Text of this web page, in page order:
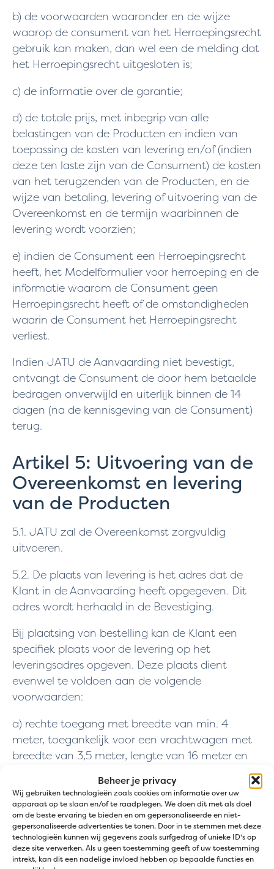
Beheer je privacy
Wij gebruiken technologieën zoals cookies om informatie over uw
apparaat op te slaan en/of te raadplegen. We doen dit met als doel
om de beste ervaring te bieden en om gepersonaliseerde en niet-
gepersonaliseerde advertenties te tonen. Door in te stemmen met deze
technologieën kunnen wij gegevens zoals surfgedrag of unieke ID's op
deze site verwerken. Als u geen toestemming geeft of uw toestemming
intrekt, kan dit een nadelige invloed hebben op bepaalde functies en
b) de voorwaarden waaronder en de wijze
waarop de consument van het Herroepingsrecht
gebruik kan maken, dan wel een de melding dat
het Herroepingsrecht uitgesloten is;
c) de informatie over de garantie;
d) de totale prijs, met inbegrip van alle
belastingen van de Producten en indien van
toepassing de kosten van levering en/of (indien
deze ten laste zijn van de Consument) de kosten
van het terugzenden van de Producten, en de
wijze van betaling, levering of uitvoering van de
Overeenkomst en de termijn waarbinnen de
levering wordt voorzien;
e) indien de Consument een Herroepingsrecht
heeft, het Modelformulier voor herroeping en de
informatie waarom de Consument geen
Herroepingsrecht heeft of de omstandigheden
waarin de Consument het Herroepingsrecht
verliest.
Indien JATU de Aanvaarding niet bevestigt,
ontvangt de Consument de door hem betaalde
bedragen onverwijld en uiterlijk binnen de 14
dagen (na de kennisgeving van de Consument)
terug.
Artikel 5: Uitvoering van de
Overeenkomst en levering
van de Producten
5.1. JATU zal de Overeenkomst zorgvuldig
uitvoeren.
5.2. De plaats van levering is het adres dat de
Klant in de Aanvaarding heeft opgegeven. Dit
adres wordt herhaald in de Bevestiging.
Bij plaatsing van bestelling kan de Klant een
specifiek plaats voor de levering op het
leveringsadres opgeven. Deze plaats dient
evenwel te voldoen aan de volgende
voorwaarden:
a) rechte toegang met breedte van min. 4
meter, toegankelijk voor een vrachtwagen met
breedte van 3,5 meter, lengte van 16 meter en
b) berijdbare ondergrond met maximale
hellingsgraad van 15 %.
c) geen obstakels